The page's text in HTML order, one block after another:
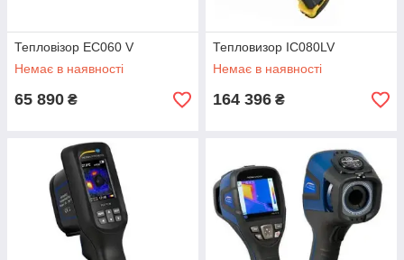
У машинобудуванні - для перевірки якості складання
рухомих частин механізмів.
В електротехнічній промисловості - для пошуку розривів
електричних ланцюгів, для запобігання перегріву елементів
ланцюга.
енергоресурсів, зниження енергоємності виробництва.
У будівництві — при контролі якості прокладки комунікацій,
пошуку витоків та проривів, для зниження тепловтрат.
Для роботи силових та рятувальних структур:
Прилади нічного бачення.
Тепловізор EC060 V
Немає в наявності
65 890 ₴
Тепловизор IC080LV
Немає в наявності
164 396 ₴